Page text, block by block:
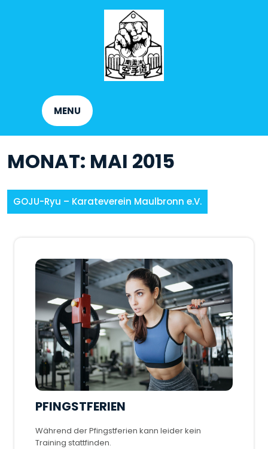
MENU
MONAT: MAI 2015
GOJU-Ryu – Karateverein Maulbronn e.V.
PFINGSTFERIEN
Während der Pfingstferien kann leider kein
Training stattfinden.